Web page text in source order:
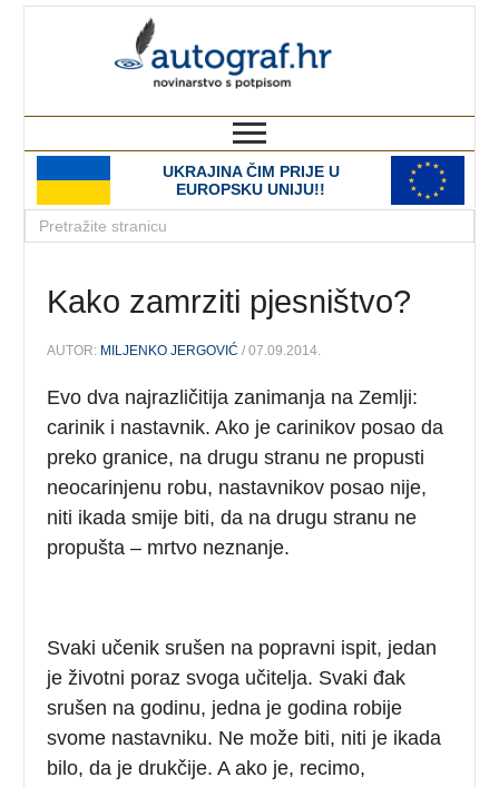
UKRAJINA ČIM PRIJE U
EUROPSKU UNIJU!!
Kako zamrziti pjesništvo?
AUTOR: MILJENKO JERGOVIĆ / 07.09.2014.
Evo dva najrazličitija zanimanja na Zemlji:
carinik i nastavnik. Ako je carinikov posao da
preko granice, na drugu stranu ne propusti
neocarinjenu robu, nastavnikov posao nije,
niti ikada smije biti, da na drugu stranu ne
propušta – mrtvo neznanje.
Svaki učenik srušen na popravni ispit, jedan
je životni poraz svoga učitelja. Svaki đak
srušen na godinu, jedna je godina robije
svome nastavniku. Ne može biti, niti je ikada
bilo, da je drukčije. A ako je, recimo,